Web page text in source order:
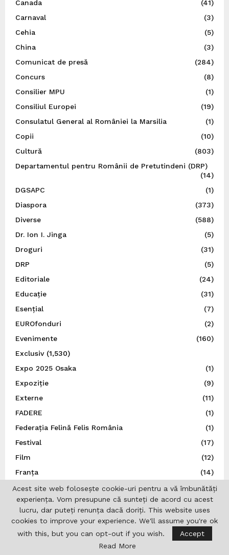
Canada
(41)
Carnaval
(3)
Cehia
(5)
China
(3)
Comunicat de presă
(284)
Concurs
(8)
Consilier MPU
(1)
Consiliul Europei
(19)
Consulatul General al României la Marsilia
(1)
Copii
(10)
Cultură
(803)
Departamentul pentru Românii de Pretutindeni (DRP)
(14)
DGSAPC
(1)
Diaspora
(373)
Diverse
(588)
Dr. Ion I. Jinga
(5)
Droguri
(31)
DRP
(5)
Editoriale
(24)
Educație
(31)
Esențial
(7)
EUROfonduri
(2)
Evenimente
(160)
Exclusiv(1,530)
Expo 2025 Osaka
(1)
Expoziție
(9)
Externe
(11)
FADERE
(1)
Federația Felină Felis România
(1)
Festival
(17)
Film
(12)
Franța
(14)
Germania
(236)
Guvernul României
(4)
Iaşi
ICR Lisabona
(19)
Acest site web folosește cookie-uri pentru a vă îmbunătăți
experiența. Vom presupune că sunteți de acord cu acest
lucru, dar puteți renunța dacă doriți. This website uses
cookies to improve your experience. We'll assume you're ok
with this, but you can opt-out if you wish.
Accept
Read More